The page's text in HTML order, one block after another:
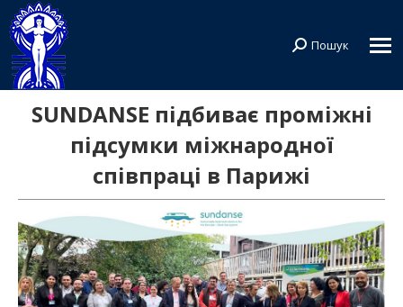
Search:
Пошук
SUNDANSE підбиває проміжні
підсумки міжнародної
співпраці в Парижі